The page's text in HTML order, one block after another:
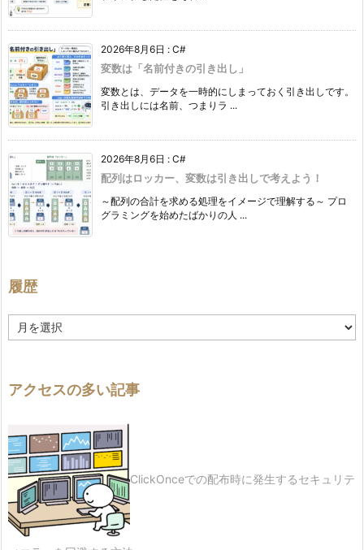
2026年8月6日 : C#
変数は「名前付きの引き出し」
変数とは、データを一時的にしまっておく引き出しです。
引き出しには名前、つまりラ ...
2026年8月6日 : C#
配列はロッカー、変数は引き出しで考えよう！
～配列の合計を求める処理をイメージで理解する～ プロ
グラミングを始めたばかりの人 ...
履歴
歴
アクセスの多い記事
ClickOnceでの配布時に発生するセキュリテ